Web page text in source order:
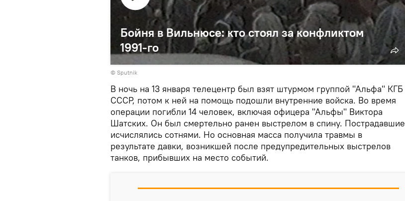
Бойня в Вильнюсе: кто стоял за конфликтом
1991-го
© Sputnik
В ночь на 13 января телецентр был взят штурмом группой "Альфа" КГБ
СССР, потом к ней на помощь подошли внутренние войска. Во время
операции погибли 14 человек, включая офицера "Альфы" Виктора
Шатских. Он был смертельно ранен выстрелом в спину. Пострадавшие
исчислялись сотнями. Но основная масса получила травмы в
результате давки, возникшей после предупредительных выстрелов
танков, прибывших на место событий.